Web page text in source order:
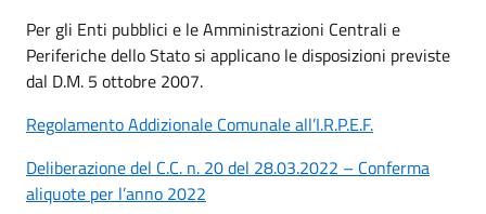
Per gli Enti pubblici e le Amministrazioni Centrali e
Periferiche dello Stato si applicano le disposizioni previste
dal D.M. 5 ottobre 2007.
Regolamento Addizionale Comunale all’I.R.P.E.F.
Deliberazione del C.C. n. 20 del 28.03.2022 – Conferma
aliquote per l’anno 2022